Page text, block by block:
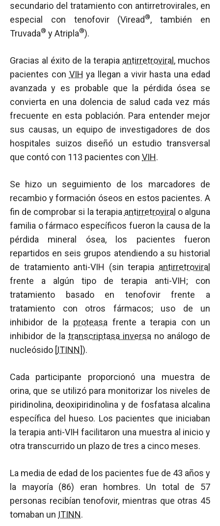
secundario del tratamiento con antirretrovirales, en
especial con tenofovir (Viread®, también en
Truvada® y Atripla®).
Gracias al éxito de la terapia antirretroviral , muchos
pacientes con VIH ya llegan a vivir hasta una edad
avanzada y es probable que la pérdida ósea se
convierta en una dolencia de salud cada vez más
frecuente en esta población. Para entender mejor
sus causas, un equipo de investigadores de dos
hospitales suizos diseñó un estudio transversal
que contó con 113 pacientes con VIH.
Se hizo un seguimiento de los marcadores de
recambio y formación óseos en estos pacientes. A
fin de comprobar si la terapia antirretroviral o alguna
familia o fármaco específicos fueron la causa de la
pérdida mineral ósea, los pacientes fueron
repartidos en seis grupos atendiendo a su historial
de tratamiento anti-VIH (sin terapia antirretroviral
frente a algún tipo de terapia anti-VIH; con
tratamiento basado en tenofovir frente a
tratamiento con otros fármacos; uso de un
inhibidor de la proteasa frente a terapia con un
inhibidor de la transcriptasa inversa no análogo de
nucleósido [ITINN]).
Cada participante proporcionó una muestra de
orina, que se utilizó para monitorizar los niveles de
piridinolina, deoxipiridinolina y de fosfatasa alcalina
específica del hueso. Los pacientes que iniciaban
la terapia anti-VIH facilitaron una muestra al inicio y
otra transcurrido un plazo de tres a cinco meses.
La media de edad de los pacientes fue de 43 años y
la mayoría (86) eran hombres. Un total de 57
personas recibían tenofovir, mientras que otras 45
tomaban un ITINN.